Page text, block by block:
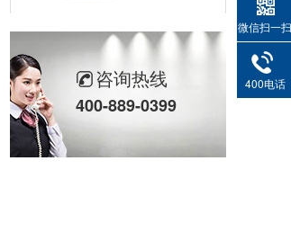
咨询热线
400-889-0399
微信扫一扫
400电话